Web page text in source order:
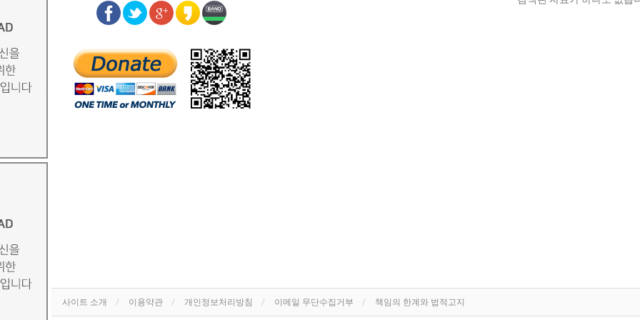
사이트 소개 이용약관 개인정보처리방침 이메일 무단수집거부 책임의 한계와 법적고지